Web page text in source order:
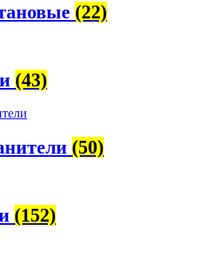
(22)
(43)
(50)
(152)